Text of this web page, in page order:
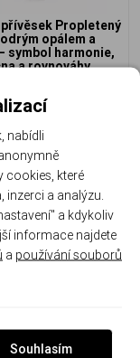
Propletený
opálem a
symbol harmonie,
a rovnováhy
k odeslání
1 390 Kč
nabídli
cookies, které
a analýzu.
a kdykoliv
informace najdete
a používání souborů
Souhlasím